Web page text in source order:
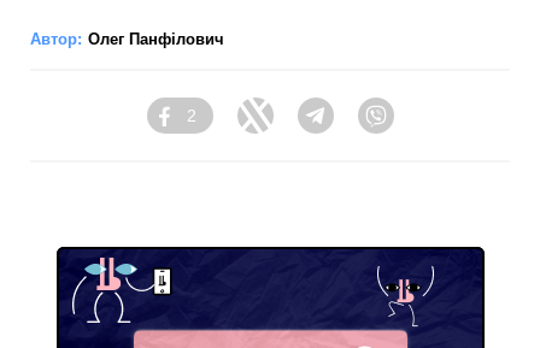
Автор: Олег Панфілович
Facebook
2
Twitter Telegram